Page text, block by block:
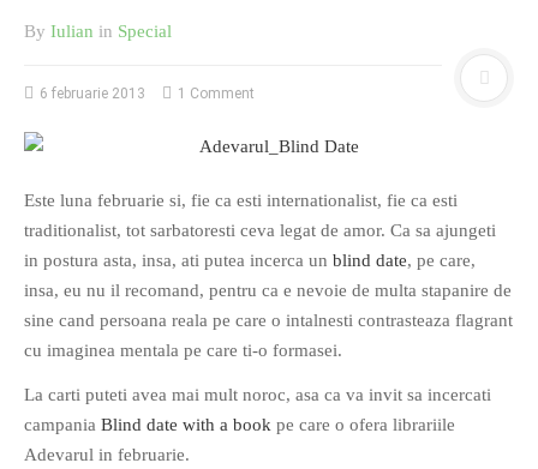
By Iulian in Special
6 februarie 2013 1 Comment
Este luna februarie si, fie ca esti internationalist, fie ca esti
traditionalist, tot sarbatoresti ceva legat de amor. Ca sa ajungeti
in postura asta, insa, ati putea incerca un blind date, pe care,
insa, eu nu il recomand, pentru ca e nevoie de multa stapanire de
sine cand persoana reala pe care o intalnesti contrasteaza flagrant
cu imaginea mentala pe care ti-o formasei.
La carti puteti avea mai mult noroc, asa ca va invit sa incercati
campania Blind date with a book pe care o ofera librariile
Adevarul in februarie.